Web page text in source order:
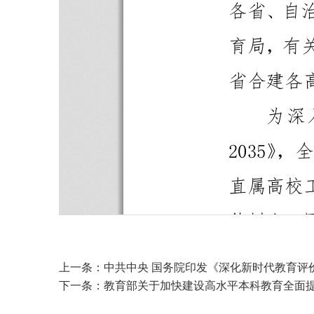
上一条： 中共中央 国务院印发《深化新时代教育评
下一条： 教育部关于加快建设高水平本科教育全面